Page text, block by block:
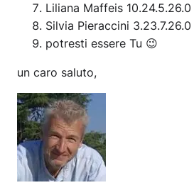
Liliana Maffeis 10.24.5.26.0
Silvia Pieraccini 3.23.7.26.0
potresti essere Tu 😉
un caro saluto,